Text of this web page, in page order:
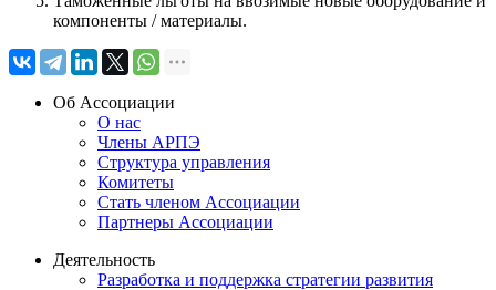
компоненты / материалы.
Об Ассоциации
О нас
Члены АРПЭ
Структура управления
Комитеты
Стать членом Ассоциации
Партнеры Ассоциации
Деятельность
Разработка и поддержка стратегии развития